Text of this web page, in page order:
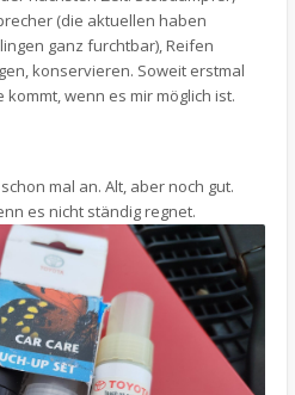
(die aktuellen haben
ganz furchtbar), Reifen
konservieren. Soweit erstmal
wenn es mir möglich ist.
mal an. Alt, aber noch gut.
es nicht ständig regnet.